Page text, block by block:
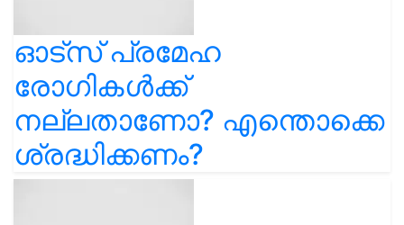
ഓട്സ് പ്രമേഹ
രോഗികൾക്ക്
നല്ലതാണോ? എന്തൊക്കെ
ശ്രദ്ധിക്കണം?